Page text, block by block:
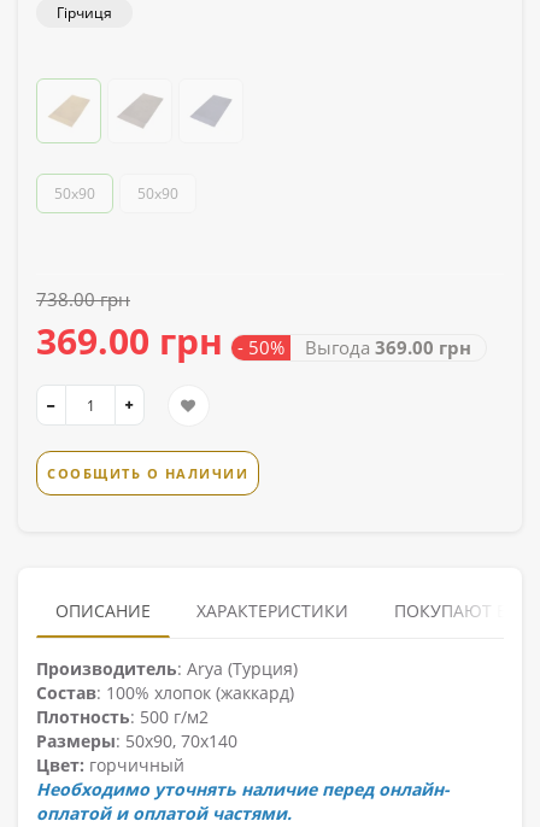
Гірчиця
50х90 50x90
738.00 грн
369.00 грн - 50% Выгода 369.00 грн
СООБЩИТЬ О НАЛИЧИИ
ОПИСАНИЕ ХАРАКТЕРИСТИКИ ПОКУПАЮТ
Производитель: Arya (Турция)
Состав: 100% хлопок (жаккард)
Плотность: 500 г/м2
Размеры: 50х90, 70х140
Цвет: горчичный
Необходимо уточнять наличие перед онлайн-
оплатой и оплатой частями.